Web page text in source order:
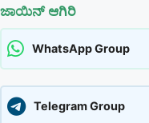
ಜಾಯಿನ್ ಆಗಿರಿ
WhatsApp Group
Telegram Group